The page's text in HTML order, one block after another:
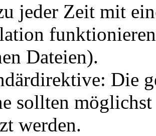
jeder Zeit mit
Dateien).
Die
sollten
werden.